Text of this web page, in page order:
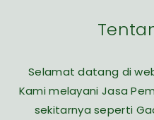
Selamat datang di
Kami melayani Jasa
sekitarnya seperti